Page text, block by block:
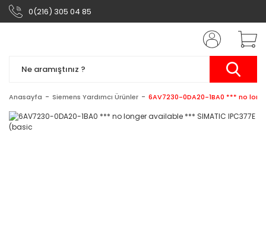
0(216) 305 04 85
Anasayfa Siemens Yardımcı Ürünler 6AV7230-0DA20-1BA0 *** no